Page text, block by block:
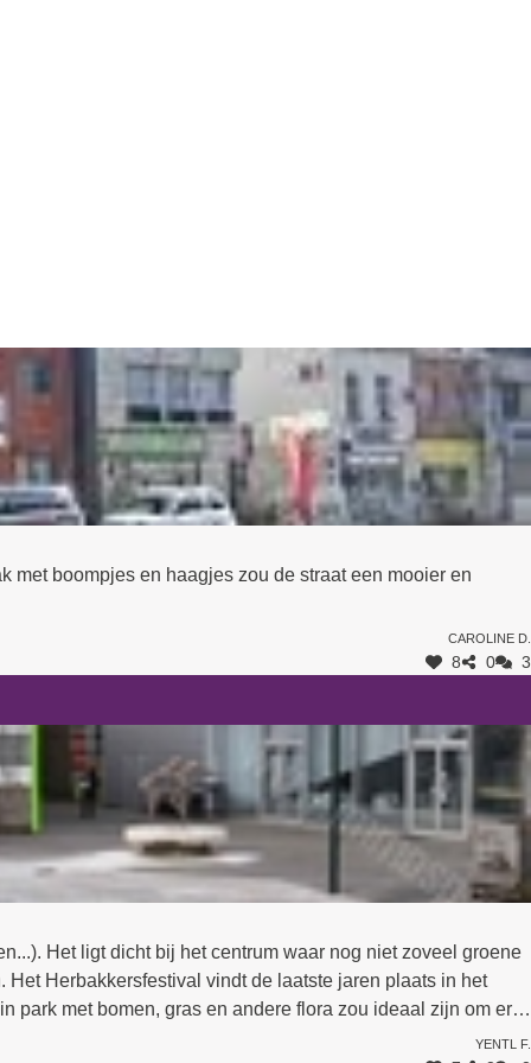
met boompjes en haagjes zou de straat een mooier en
Caroline D.
8 0 3
Het ligt dicht bij het centrum waar nog niet zoveel groene
Herbakkersfestival vindt de laatste jaren plaats in het
of vóór je naar een voorstelling gaat in de Herbakker. Of zelfs
Yentl F.